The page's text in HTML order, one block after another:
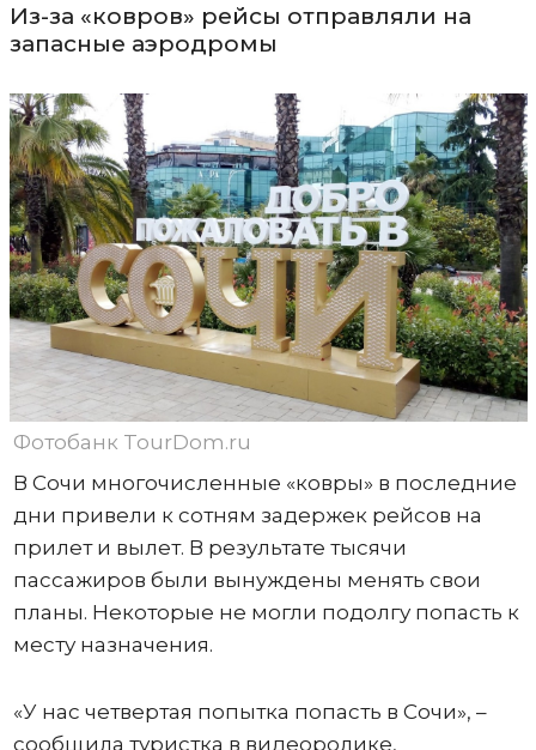
Из-за «ковров» рейсы отправляли на
запасные аэродромы
Фотобанк TourDom.ru
В Сочи многочисленные «ковры» в последние
дни привели к сотням задержек рейсов на
прилет и вылет. В результате тысячи
пассажиров были вынуждены менять свои
планы. Некоторые не могли подолгу попасть к
месту назначения.
«У нас четвертая попытка попасть в Сочи», –
сообщила туристка в видеоролике,